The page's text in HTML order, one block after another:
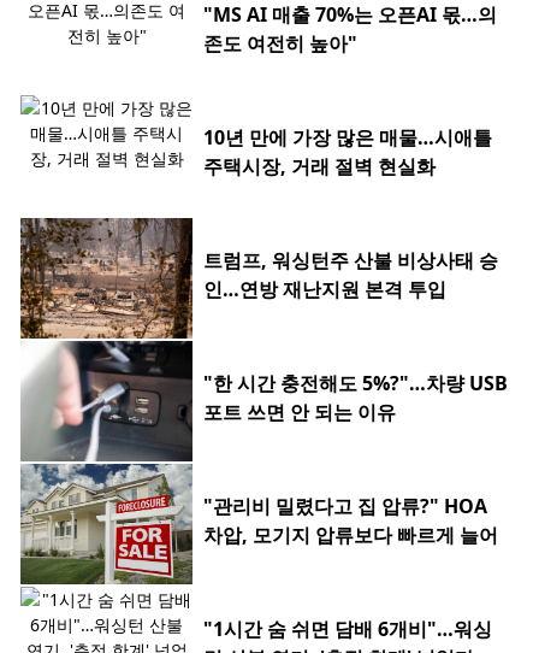
"MS AI 매출 70%는 오픈AI 몫…의
존도 여전히 높아"
10년 만에 가장 많은 매물…시애틀
주택시장, 거래 절벽 현실화
트럼프, 워싱턴주 산불 비상사태 승
인…연방 재난지원 본격 투입
"한 시간 충전해도 5%?"…차량 USB
포트 쓰면 안 되는 이유
"관리비 밀렸다고 집 압류?" HOA
차압, 모기지 압류보다 빠르게 늘어
"1시간 숨 쉬면 담배 6개비"…워싱